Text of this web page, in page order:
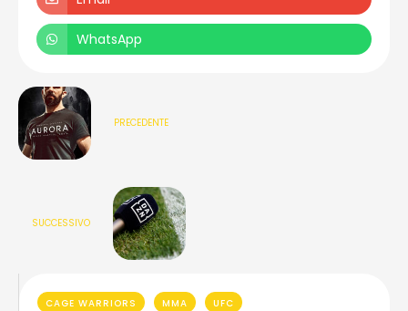
WhatsApp
PRECEDENTE
SUCCESSIVO
CAGE WARRIORS MMA
UFC